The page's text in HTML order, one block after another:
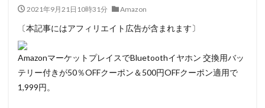
2021年9月21日10時31分 Amazon
〔本記事にはアフィリエイト広告が含まれます〕
AmazonマーケットプレイスでBluetoothイヤホン 交換用バッ
テリー付きが50％OFFクーポン＆500円OFFクーポン適用で
1,999円。